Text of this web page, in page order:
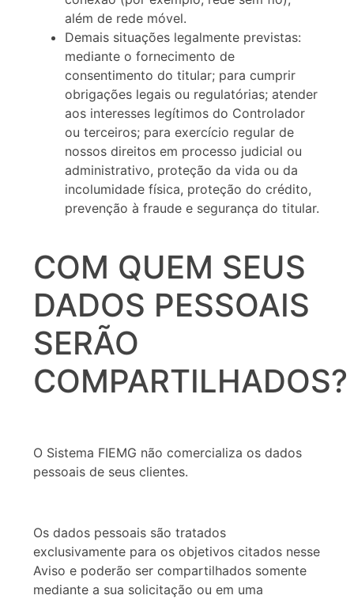
além de rede móvel.
Demais situações legalmente previstas:
mediante o fornecimento de
consentimento do titular; para cumprir
obrigações legais ou regulatórias; atender
aos interesses legítimos do Controlador
ou terceiros; para exercício regular de
nossos direitos em processo judicial ou
administrativo, proteção da vida ou da
incolumidade física, proteção do crédito,
prevenção à fraude e segurança do titular.
COM QUEM SEUS
DADOS PESSOAIS
SERÃO
COMPARTILHADOS?
O Sistema FIEMG não comercializa os dados
pessoais de seus clientes.
Os dados pessoais são tratados
exclusivamente para os objetivos citados nesse
Aviso e poderão ser compartilhados somente
mediante a sua solicitação ou em uma